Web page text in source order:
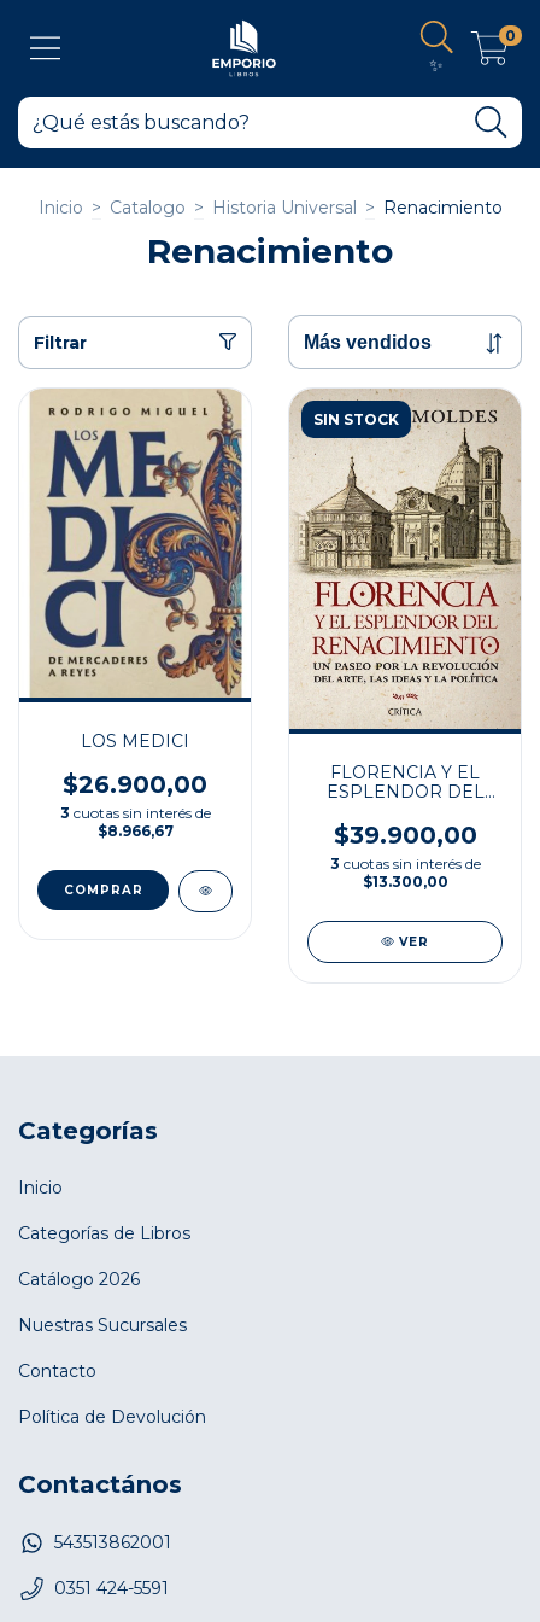
✨
0
Inicio > Catalogo > Historia Universal > Renacimiento
Renacimiento
Filtrar
LOS MEDICI
$26.900,00
3 cuotas sin interés de
$8.966,67
SIN STOCK
FLORENCIA Y EL
ESPLENDOR DEL
$39.900,00
3 cuotas sin interés de
$13.300,00
VER
Categorías
Inicio
Categorías de Libros
Catálogo 2026
Nuestras Sucursales
Contacto
Política de Devolución
Contactános
543513862001
0351 424-5591